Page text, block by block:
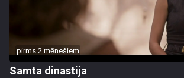
pirms 2 mēnešiem
Samta dinastija